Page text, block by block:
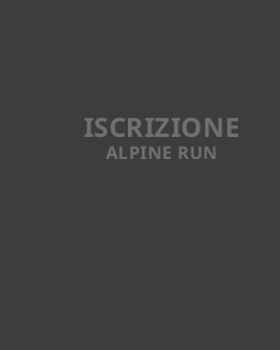
ISCRIZIONE
ALPINE RUN